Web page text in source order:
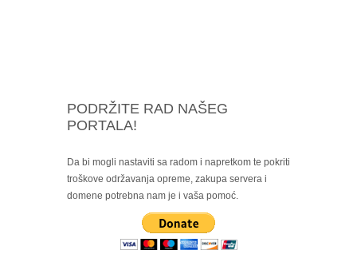
PODRŽITE RAD NAŠEG
PORTALA!
Da bi mogli nastaviti sa radom i napretkom te pokriti
troškove održavanja opreme, zakupa servera i
domene potrebna nam je i vaša pomoć.